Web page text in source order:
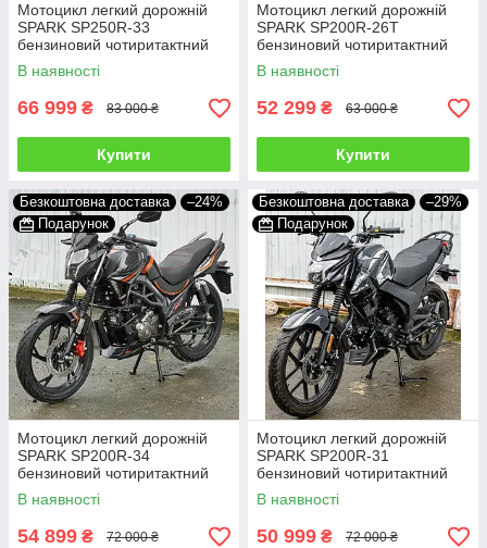
Мотоцикл легкий дорожній
SPARK SP250R-33
бензиновий чотиритактний
двомісний 250 кубів 110 км/
год
В наявності
66 999 ₴ 83 000 ₴
Купити
Мотоцикл легкий дорожній
SPARK SP200R-26T
бензиновий чотиритактний
двомісний 200 кубів 110 км/
год
В наявності
52 299 ₴ 63 000 ₴
Купити
Безкоштовна доставка
–24%
Подарунок
Мотоцикл легкий дорожній
SPARK SP200R-34
бензиновий чотиритактний
двомісний 200 кубів 95 км/год
В наявності
54 899 ₴ 72 000 ₴
Безкоштовна доставка
–29%
Подарунок
Мотоцикл легкий дорожній
SPARK SP200R-31
бензиновий чотиритактний
двомісний 200 кубів 95 км/год
В наявності
50 999 ₴ 72 000 ₴